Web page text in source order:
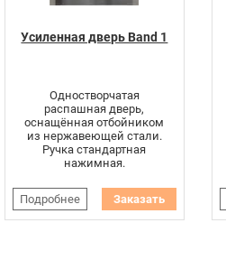
Усиленная дверь Band 1
Одностворчатая
распашная дверь,
оснащённая отбойником
из нержавеющей стали.
Ручка стандартная
нажимная.
Подробнее Заказать